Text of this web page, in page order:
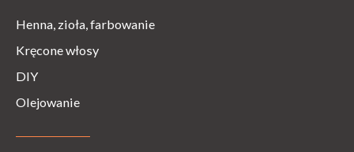
Henna, zioła, farbowanie
Kręcone włosy
DIY
Olejowanie